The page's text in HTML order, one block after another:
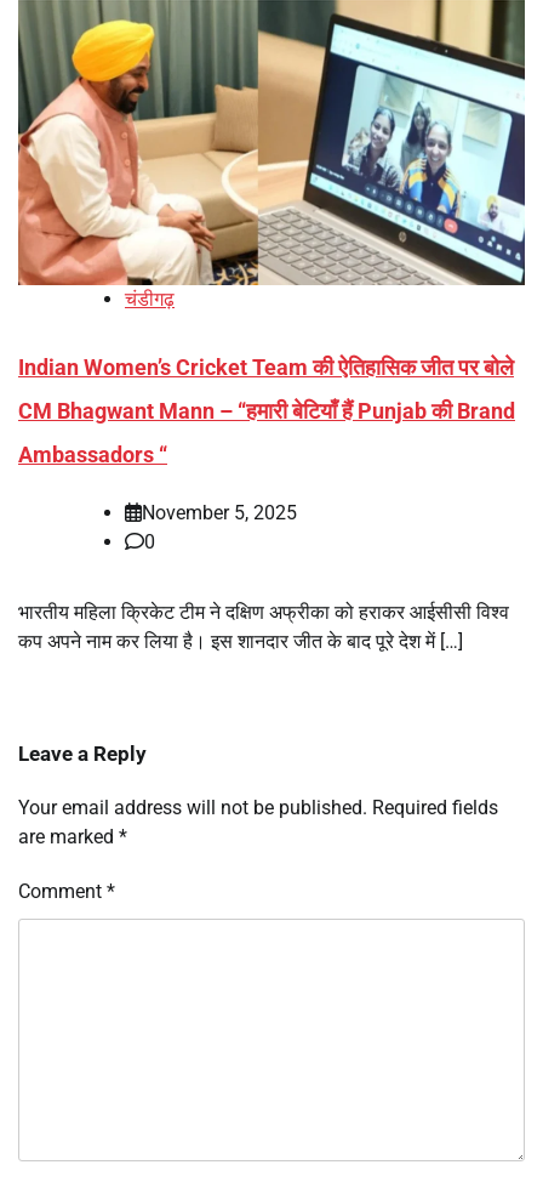
चंडीगढ़
Indian Women’s Cricket Team की ऐतिहासिक जीत पर बोले
CM Bhagwant Mann – “हमारी बेटियाँ हैं Punjab की Brand
Ambassadors “
November 5, 2025
0
भारतीय महिला क्रिकेट टीम ने दक्षिण अफ्रीका को हराकर आईसीसी विश्व
कप अपने नाम कर लिया है। इस शानदार जीत के बाद पूरे देश में […]
Leave a Reply
Your email address will not be published. Required fields
are marked *
Comment *